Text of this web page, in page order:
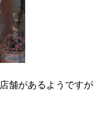
舗があるようですが